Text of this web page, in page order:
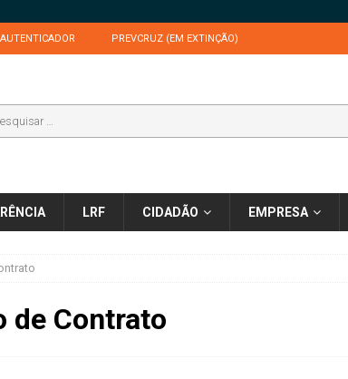
AUTENTICADOR PREVCRUZ (EM EXTINÇÃO)
LRF CIDADÃO EMPRESA
de Contrato